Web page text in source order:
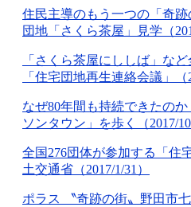
住民主導のもう一つの「奇
団地「さくら茶屋」見学（
「さくら茶屋にししば」な
「住宅団地再生連絡会議」（
なぜ80年間も持続できたの
ソンタウン」を歩く（2017/10/
全国276団体が参加する「住
土交通省（2017/1/31）
ポラス 〝奇跡の街〟野田市